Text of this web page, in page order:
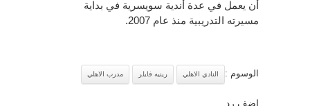
أن يعمل في عدة أندية سويسرية في بداية
مسيرته التدريبية منذ عام 2007.
الوسوم : النادي الاهلي رينيه فايلر مدرب الاهلي
اضف رد